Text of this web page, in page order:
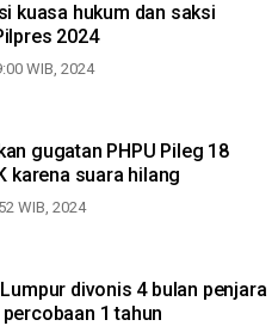
kuasa hukum dan saksi
2024
WIB, 2024
gugatan PHPU Pileg 18
karena suara hilang
WIB, 2024
divonis 4 bulan penjara
1 tahun